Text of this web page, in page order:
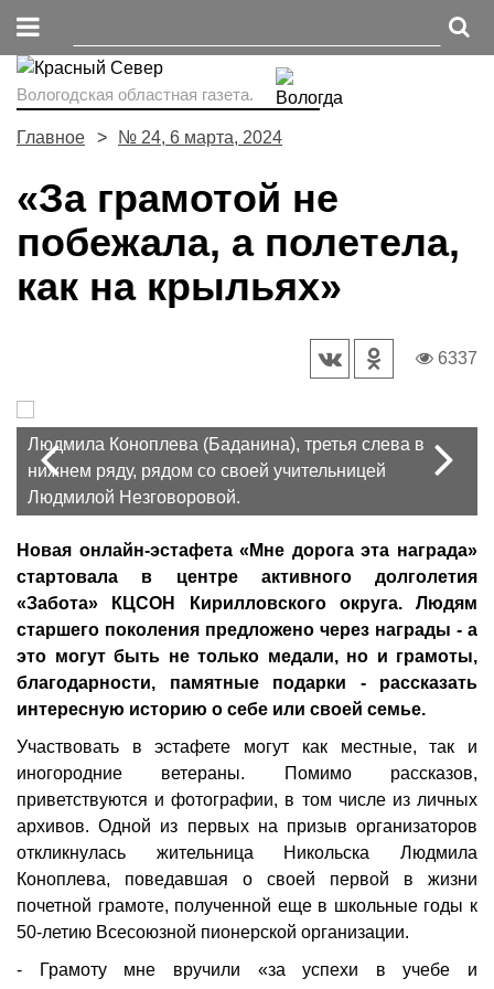
Вологодская областная газета.
Главное № 24, 6 марта, 2024
«За грамотой не
побежала, а полетела,
как на крыльях»
6337
Prev
Людмила Коноплева (Баданина), третья слева в
нижнем ряду, рядом со своей учительницей
Людмилой Незговоровой.
Новая онлайн-эстафета «Мне дорога эта награда»
стартовала в центре активного долголетия
«Забота» КЦСОН Кирилловского округа. Людям
старшего поколения предложено через награды - а
это могут быть не только медали, но и грамоты,
благодарности, памятные подарки - рассказать
интересную историю о себе или своей семье.
Участвовать в эстафете могут как местные, так и
иногородние ветераны. Помимо рассказов,
приветствуются и фотографии, в том числе из личных
архивов. Одной из первых на призыв организаторов
откликнулась жительница Никольска Людмила
Коноплева, поведавшая о своей первой в жизни
почетной грамоте, полученной еще в школьные годы к
50-летию Всесоюзной пионерской организации.
- Грамоту мне вручили «за успехи в учебе и